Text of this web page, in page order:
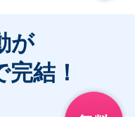
が
完結！